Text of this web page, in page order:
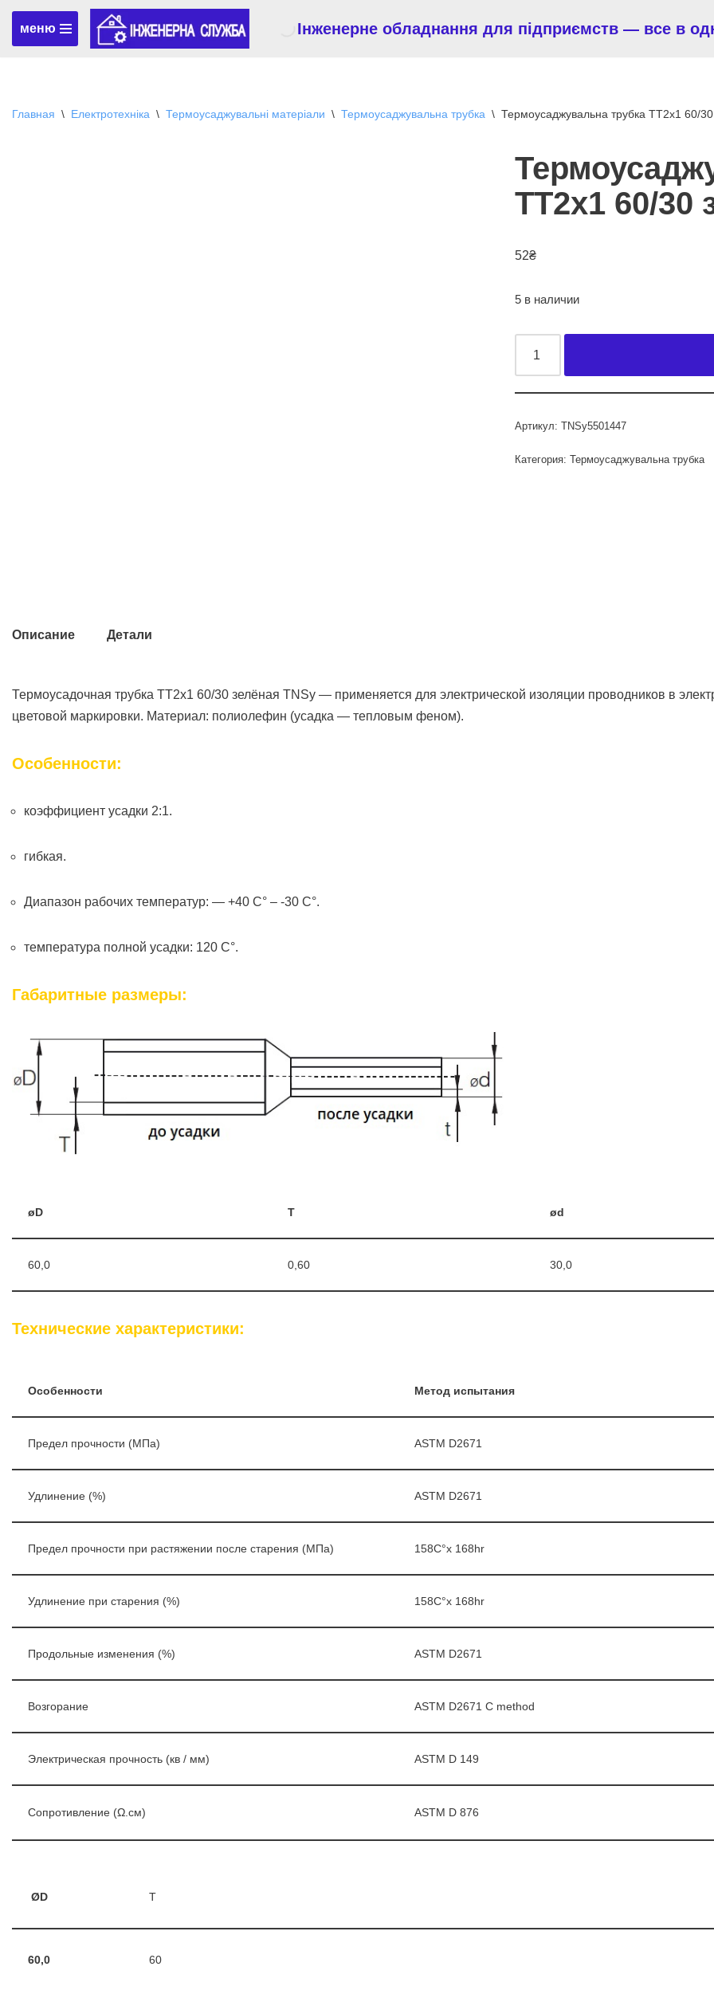
Перейти
меню Інженерне обладнання для підприємств — все в
Главная \ Електротехніка \ Термоусаджувальні матеріали \ Термоусаджувальна трубка \ Термоусаджувальна трубка ТТ2х1 60/
ТТ2х1 60/30
52₴
5 в наличии
Артикул: TNSy5501447
Категория: Термоусаджувальна трубка
Описание Детали
Термоусадочная трубка ТТ2х1 60/30 зелёная TNSy — применяется для электрической изоляции проводников в
цветовой маркировки. Материал: полиолефин (усадка — тепловым феном).
Особенности:
коэффициент усадки 2:1.
гибкая.
Диапазон рабочих температур: — +40 C° – -30 C°.
температура полной усадки: 120 C°.
Габаритные размеры:
øD T ød
60,0 0,60 30,0
Технические характеристики:
Особенности Метод испытания
Предел прочности (МПа) ASTM D2671
Удлинение (%) ASTM D2671
Предел прочности при растяжении после старения (МПа) 158C°x 168hr
Удлинение при старения (%) 158C°x 168hr
Продольные изменения (%) ASTM D2671
Возгорание ASTM D2671 C method
Электрическая прочность (кв / мм) ASTM D 149
Сопротивление (Ω.см) ASTM D 876
ØD T
60,0 60